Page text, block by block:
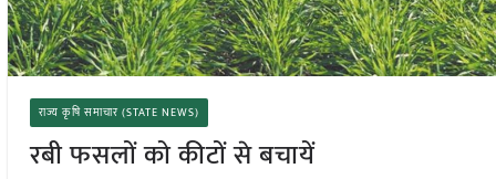
राज्य कृषि समाचार (STATE NEWS)
रबी फसलों को कीटों से बचायें